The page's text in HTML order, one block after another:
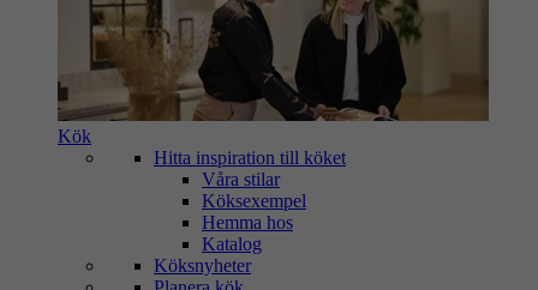
Kök
Hitta inspiration till köket
Våra stilar
Köksexempel
Hemma hos
Katalog
Köksnyheter